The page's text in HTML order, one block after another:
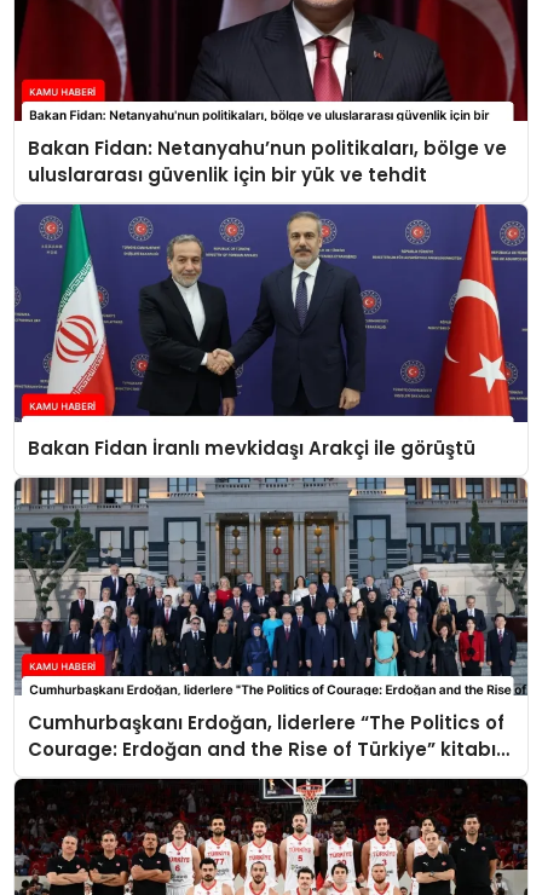
Bakan Fidan: Netanyahu’nun politikaları, bölge ve
uluslararası güvenlik için bir yük ve tehdit
Bakan Fidan İranlı mevkidaşı Arakçi ile görüştü
Cumhurbaşkanı Erdoğan, liderlere “The Politics of
Courage: Erdoğan and the Rise of Türkiye” kitabını
takdim etti